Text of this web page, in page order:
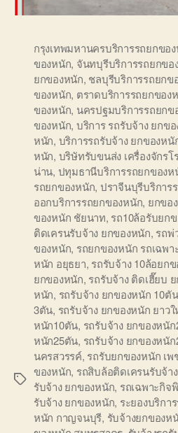
Tags
กรุงเทพมหานครบริการรถยกขอ
ของหนัก, จันทบุรีบริการรถยกขอ
ยกของหนัก, ชลบุรีบริการรถยกข
ของหนัก, ตราดบริการรถยกของ
ของหนัก, นครปฐมบริการรถยกข
ของหนัก, บริการ รถรับจ้าง ยกข
หนัก, บริการรถรับจ้าง ยกของหนั
หนัก, บริษัทรับขนส่ง เครื่องจักรโ
น่าน, ปทุมธานีบริการรถยกของห
รถยกของหนัก, ปราจีนบุรีบริการ
ออกบริการรถยกของหนัก, ยกขอ
ของหนัก ชัยนาท, รถ10ล้อรับยก
ติดเครนรับจ้าง ยกของหนัก, รถพ่
ของหนัก, รถยกของหนัก รถเฉพา
หนัก อยุธยา, รถรับจ้าง 10ล้อยก
ยกของหนัก, รถรับจ้าง ติดเฮี๊ยบ
หนัก, รถรับจ้าง ยกของหนัก 10ตัน
3ตัน, รถรับจ้าง ยกของหนัก ยาว
หนัก10ตัน, รถรับจ้าง ยกของหนั
หนัก25ตัน, รถรับจ้าง ยกของหนั
นครสวรรค์, รถรับยกของหนัก เ
ของหนัก, รถสิบล้อติดเครนรับจ้า
รับจ้าง ยกของหนัก, รถเฉพาะกิจ
รับจ้าง ยกของหนัก, ระยองบริกา
หนัก กาญจนบุรี, รับจ้างยกของห